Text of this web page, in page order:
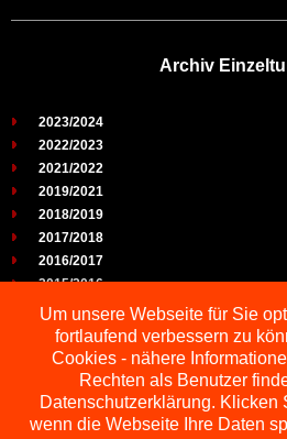
Archiv
2023/2024
2022/2023
2021/2022
2019/2021
2018/2019
2017/2018
2016/2017
2015/2016
2014/2015
2013/2014
2012/2013
2011/2012
2010/2011
2009/2010
Um unsere Webseite für Sie
fortlaufend verbessern zu
Cookies - nähere
Rechten als Benutzer
Datenschutzerklärung. Klicken
wenn die Webseite Ihre Daten